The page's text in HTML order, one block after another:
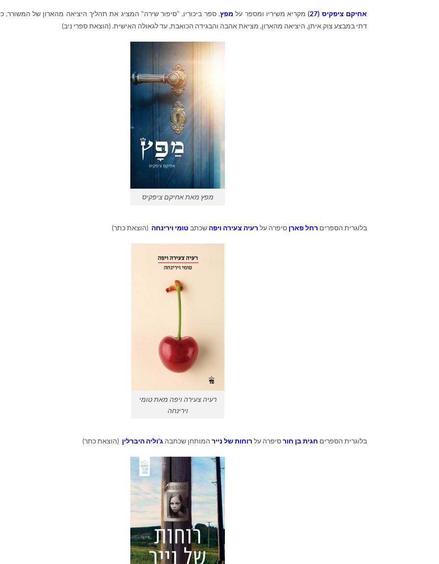
אחיקם ציפקיס (27 )מקריא משיריו ומספר על מפץ, ספר ביכוריו, "סיפור שירה" המציג את תהליך היציאה מהארון של המשורר,
דתי במבצע צוק איתן, היציאה מהארון, מציאת אהבה והבגידה הכואבת, עד לגאולה האישית. (הוצאת ספרי ניב)
מפץ מאת אחיקם ציפקיס
בלוגרית הספרים רחל פארן סיפרה על רעיה צעירה ויפה שכתב טומי וירינחה (הוצאת כתר)
רעיה צעירה ויפה מאת טומי
וירינחה
בלוגרית הספרים חגית בן חורסיפרה על רוחות של נייר המותחן שכתבה ג'וליה היברלין (הוצאת כתר)